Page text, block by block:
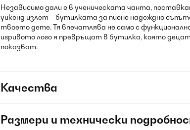
Независимо дали е в ученическата чанта,
уикенд излет – бутилката за пиене надеждно
твоето дете. Тя впечатлява не само с
игривото лого я превръщат в бутилка, която
показват.
Качества
Размери и технически